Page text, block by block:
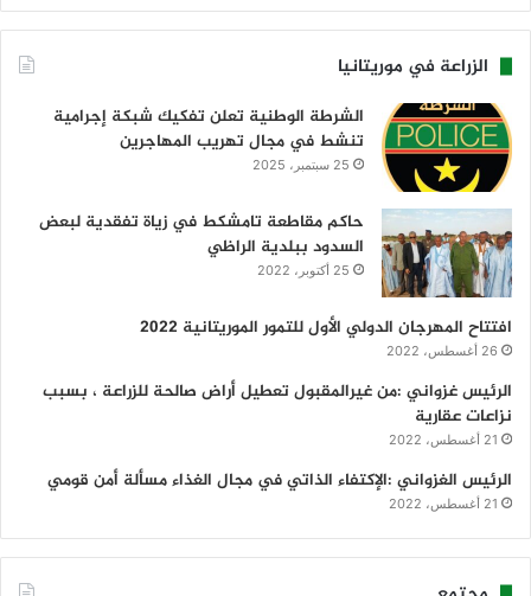
الزراعة في موريتانيا
الشرطة الوطنية تعلن تفكيك شبكة إجرامية
تنشط في مجال تهريب المهاجرين
25 سبتمبر، 2025
حاكم مقاطعة تامشكط في زياة تفقدية لبعض
السدود ببلدية الراظي
25 أكتوبر، 2022
افتتاح المهرجان الدولي الأول للتمور الموريتانية 2022
26 أغسطس، 2022
الرئيس غزواني :من غيرالمقبول تعطيل أراض صالحة للزراعة ، بسبب
نزاعات عقارية
21 أغسطس، 2022
الرئيس الغزواني :الإكتفاء الذاتي في مجال الغذاء مسألة أمن قومي
21 أغسطس، 2022